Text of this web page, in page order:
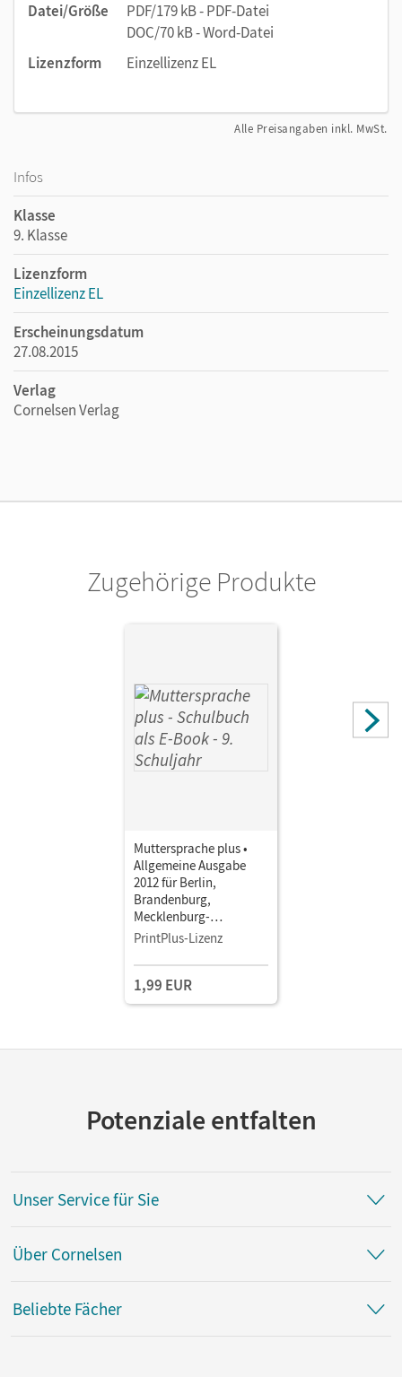
Datei/Größe
PDF/179 kB - PDF-Datei
DOC/70 kB - Word-Datei
Lizenzform
Einzellizenz EL
Alle Preisangaben inkl. MwSt.
Infos
Klasse
9. Klasse
Lizenzform
Einzellizenz EL
Erscheinungsdatum
27.08.2015
Verlag
Cornelsen Verlag
Zugehörige Produkte
Muttersprache plus •
Allgemeine Ausgabe
2012 für Berlin,
Brandenburg,
Mecklenburg-
Vorpommern, Sachsen-
Schuljahr • Schulbuch
als E-Book
PrintPlus-Lizenz
1,99 EUR
Potenziale entfalten
Unser Service für Sie
Über Cornelsen
Beliebte Fächer